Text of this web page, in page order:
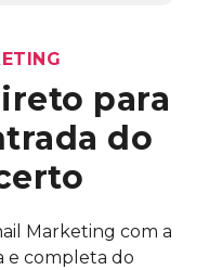
para
do
Marketing com a
e completa do